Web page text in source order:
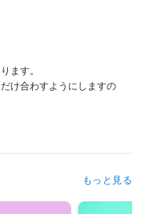
ます。
け合わすようにしますの
で鑑定の希望をお知らせ
ますので、
もっと見る